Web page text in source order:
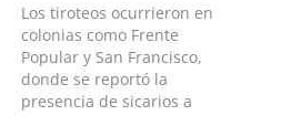
Los tiroteos ocurrieron en
colonias como Frente
Popular y San Francisco,
donde se reportó la
presencia de sicarios a